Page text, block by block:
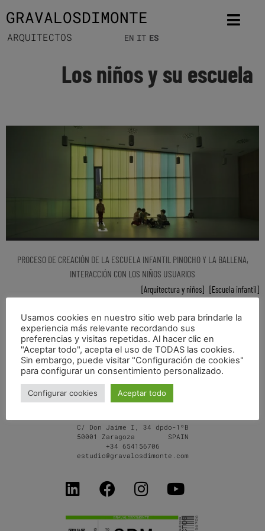
GRAVALOSDIMONTE
ARQUITECTOS EN IT ES
Los niños y su escuela
PROCESO DE CREACIÓN DE LA ESCUELA INFANTIL PINOCHO Y LA BALLENA,
INTERACCIÓN CON LOS NIÑOS USUARIOS
Proceso de creación de la Escuela infantil Pinocho y la Ballena, interacción
con los niños usuarios.
Arquitectura y niños Escuela infantil
C/ Don Jaime I, 34 dpdo-1ºB
50001 Zaragoza SPAIN
+34 654156706
estudio@gravalosdimonte.com
Usamos cookies en nuestro sitio web para brindarle la
experiencia más relevante recordando sus
preferencias y visitas repetidas. Al hacer clic en
"Aceptar todo", acepta el uso de TODAS las cookies.
Sin embargo, puede visitar "Configuración de cookies"
para configurar un consentimiento personalizado.
Configurar cookies Aceptar todo